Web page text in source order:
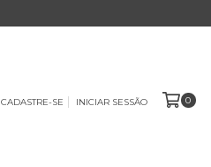
CADASTRE-SE INICIAR SESSÃO 0